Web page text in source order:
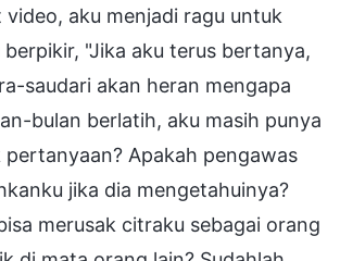
video, aku menjadi ragu untuk
"Jika aku terus bertanya,
saudari akan heran mengapa
bulan berlatih, aku masih punya
Apakah pengawas
jika dia mengetahuinya?
merusak citraku sebagai orang